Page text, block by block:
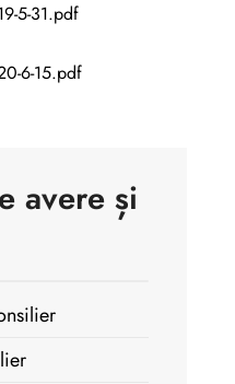
5-31.pdf
6-15.pdf
avere și